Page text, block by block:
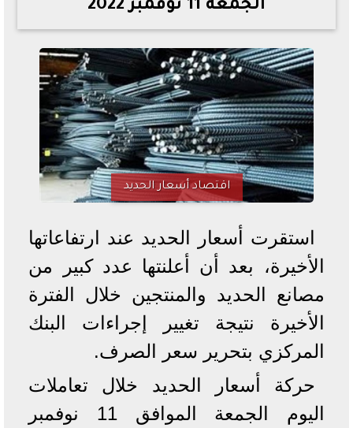
تصرف مثير من ميسي ونجوم الأرجنتين قبل مواجهة مصر
- 2026
تحسن حالة فضل شاكر الصحية وخروجه من المستشفى |
تفاصيل
أسعار الحديد والأسمنت اليوم الإثنين 6 - 7 - 2026
الجمعة 11 نوفمبر 2022
اقتصاد أسعار الحديد
استقرت أسعار الحديد عند ارتفاعاتها
الأخيرة، بعد أن أعلنتها عدد كبير من
مصانع الحديد والمنتجين خلال الفترة
الأخيرة نتيجة تغيير إجراءات البنك
المركزي بتحرير سعر الصرف.
حركة أسعار الحديد خلال تعاملات
اليوم الجمعة الموافق 11 نوفمبر